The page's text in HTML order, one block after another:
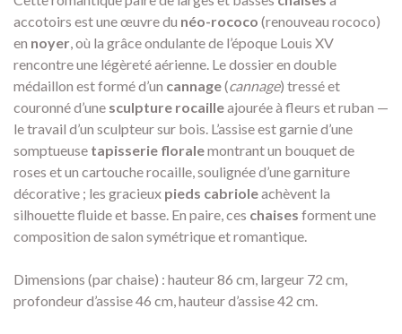
accotoirs est une œuvre du néo-rococo (renouveau rococo)
en noyer, où la grâce ondulante de l’époque Louis XV
rencontre une légèreté aérienne. Le dossier en double
médaillon est formé d’un cannage(cannage) tressé et
couronné d’une sculpture rocailleajourée à fleurs et ruban —
le travail d’un sculpteur sur bois. L’assise est garnie d’une
somptueuse tapisserie floralemontrant un bouquet de
roses et un cartouche rocaille, soulignée d’une garniture
décorative ; les gracieux pieds cabrioleachèvent la
silhouette fluide et basse. En paire, ces chaises forment une
composition de salon symétrique et romantique.
Dimensions (par chaise) : hauteur 86 cm, largeur 72 cm,
profondeur d’assise 46 cm, hauteur d’assise 42 cm.